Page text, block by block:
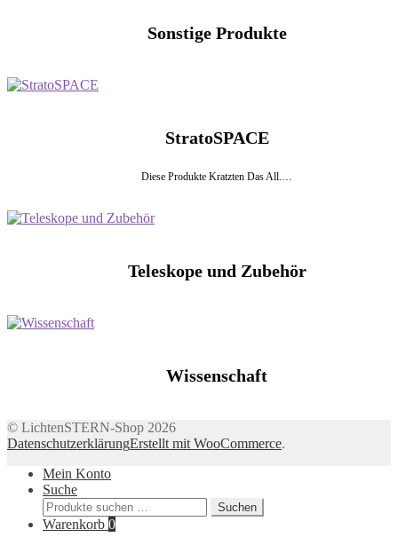
Sonstige Produkte
StratoSPACE
Diese Produkte Kratzten Das All.…
Teleskope und Zubehör
Wissenschaft
© LichtenSTERN-Shop 2026
DatenschutzerklärungErstellt mit WooCommerce.
Mein Konto
Suche
Suchen
nach:
Suchen
Warenkorb 0